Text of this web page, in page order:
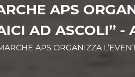
APS
AD ASCOLI” -
APS ORGANIZZA